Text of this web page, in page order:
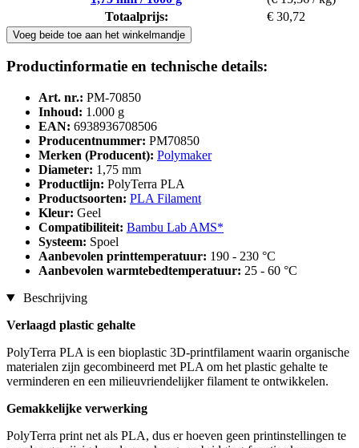
Totaalprijs:
€ 30,72
Voeg beide toe aan het winkelmandje
Productinformatie en technische details:
Art. nr.: PM-70850
Inhoud: 1.000 g
EAN: 6938936708506
Producentnummer: PM70850
Merken (Producent): Polymaker
Diameter: 1,75 mm
Productlijn: PolyTerra PLA
Productsoorten: PLA Filament
Kleur: Geel
Compatibiliteit: Bambu Lab AMS*
Systeem: Spoel
Aanbevolen printtemperatuur: 190 - 230 °C
Aanbevolen warmtebedtemperatuur: 25 - 60 °C
Beschrijving
Verlaagd plastic gehalte
PolyTerra PLA is een bioplastic 3D-printfilament waarin organische
materialen zijn gecombineerd met PLA om het plastic gehalte te
verminderen en een milieuvriendelijker filament te ontwikkelen.
Gemakkelijke verwerking
PolyTerra print net als PLA, dus er hoeven geen printinstellingen te